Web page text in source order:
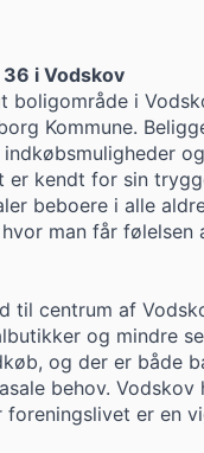
36 i Vodskov
boligområde i
Kommune.
er kendt for sin
beboere i alle
man får
til centrum af
og mindre
og der er både
behov.
foreningslivet er en